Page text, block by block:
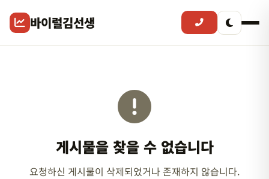
바이럴김선생
게시물을 찾을 수 없습니다
요청하신 게시물이 삭제되었거나 존재하지 않습니다.